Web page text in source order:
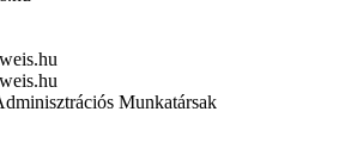
Munkatársak